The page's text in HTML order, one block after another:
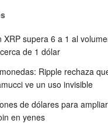
XRP supera 6 a 1 al
de 1 dólar
Ripple rechaza
ve un uso invisible
de dólares para
en yenes